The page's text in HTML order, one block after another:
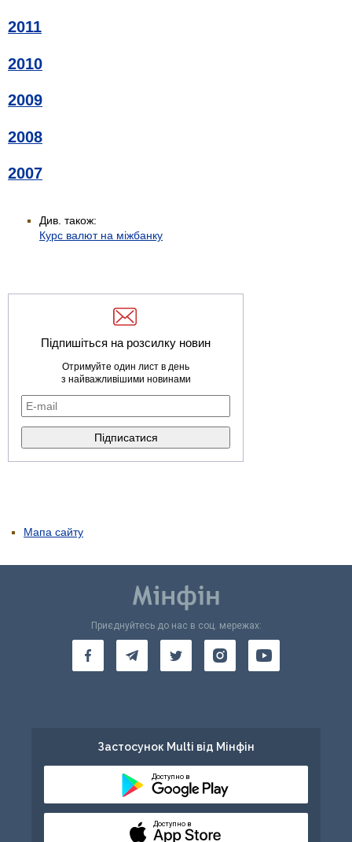
2011
2010
2009
2008
2007
Див. також:
Курс валют на міжбанку
Підпишіться на розсилку новин
Отримуйте один лист в день
з найважливішими новинами
Мапа сайту
Приєднуйтесь до нас в соц. мережах:
Застосунок Multi від Мінфін
Доступно в
Доступно в